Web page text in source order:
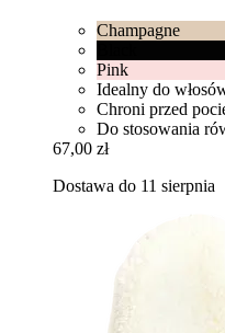
Champagne
Pink
Idealny do
Chroni przed
Do stosowania
67,00 zł
Dostawa do 11 sierpnia